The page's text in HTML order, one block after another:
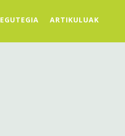
EGUTEGIA
ARTIKULUAK